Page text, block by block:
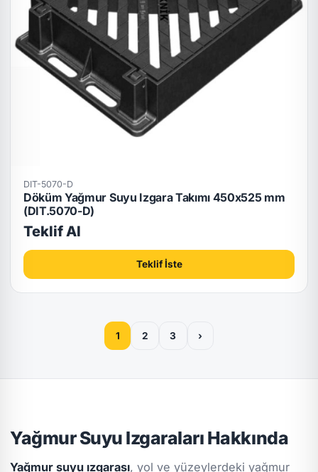
DIT-5070-D
Döküm Yağmur Suyu Izgara Takımı 450x525 mm
(DIT.5070-D)
Teklif Al
Teklif İste
1 2 3 ›
Yağmur Suyu Izgaraları Hakkında
Yağmur suyu ızgarası, yol ve yüzeylerdeki yağmur